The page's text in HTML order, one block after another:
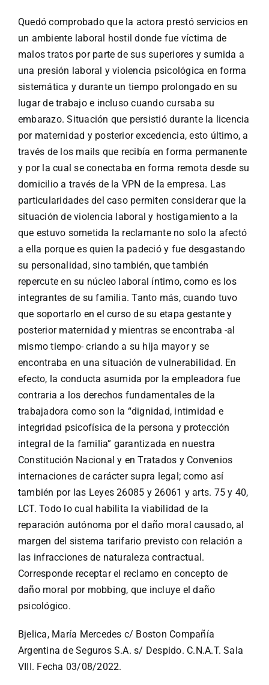
Quedó comprobado que la actora prestó servicios en
un ambiente laboral hostil donde fue víctima de
malos tratos por parte de sus superiores y sumida a
una presión laboral y violencia psicológica en forma
sistemática y durante un tiempo prolongado en su
lugar de trabajo e incluso cuando cursaba su
embarazo. Situación que persistió durante la licencia
por maternidad y posterior excedencia, esto último, a
través de los mails que recibía en forma permanente
y por la cual se conectaba en forma remota desde su
domicilio a través de la VPN de la empresa. Las
particularidades del caso permiten considerar que la
situación de violencia laboral y hostigamiento a la
que estuvo sometida la reclamante no solo la afectó
a ella porque es quien la padeció y fue desgastando
su personalidad, sino también, que también
repercute en su núcleo laboral íntimo, como es los
integrantes de su familia. Tanto más, cuando tuvo
que soportarlo en el curso de su etapa gestante y
posterior maternidad y mientras se encontraba -al
mismo tiempo- criando a su hija mayor y se
encontraba en una situación de vulnerabilidad. En
efecto, la conducta asumida por la empleadora fue
contraria a los derechos fundamentales de la
trabajadora como son la “dignidad, intimidad e
integridad psicofísica de la persona y protección
integral de la familia” garantizada en nuestra
Constitución Nacional y en Tratados y Convenios
internaciones de carácter supra legal; como así
también por las Leyes 26085 y 26061 y arts. 75 y 40,
LCT. Todo lo cual habilita la viabilidad de la
reparación autónoma por el daño moral causado, al
margen del sistema tarifario previsto con relación a
las infracciones de naturaleza contractual.
Corresponde receptar el reclamo en concepto de
daño moral por mobbing, que incluye el daño
psicológico.
Bjelica, María Mercedes c/ Boston Compañía
Argentina de Seguros S.A. s/ Despido. C.N.A.T. Sala
VIII. Fecha 03/08/2022.